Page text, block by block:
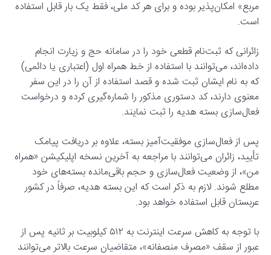
مربع» امکان‌پذیر بوده و برای هر کد ملی، فقط یک بار قابل استفاده
است.
زائرانی که ثبت‌نام قطعی خود را در سامانه حج و زیارت انجام
داده‌اند، می‌توانند با استفاده از خط همراه اول (اعتباری یا دائمی)
که به نام ایشان ثبت شده و قصد استفاده از آن را در این سفر
معنوی دارند، کد دستوری مذکور را شماره‌گیری کرده و درخواست
فعال‌سازی بسته هدیه را ثبت نمایند.
پس از فعال‌سازی موفقیت‌آمیز بسته، علاوه بر دریافت پیامک
تأیید، زائران می‌توانند با مراجعه به آخرین نسخه اپلیکیشن «همراه
من»، از وضعیت فعال‌سازی و حجم باقی‌مانده بسته‌های خود
مطلع شوند. لازم به ذکر است که این بسته هدیه، صرفاً در کشور
عربستان قابل استفاده خواهد بود.
با توجه به کاهش سرعت اینترنت به ۵۱۲ کیلوبیت بر ثانیه پس از
عبور از سقف «مصرف منصفانه»، متقاضیان سرعت بالاتر می‌توانند